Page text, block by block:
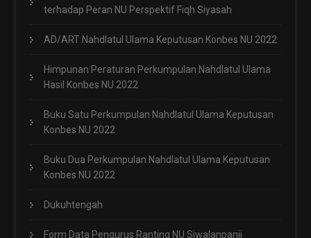
terhadap Peran NU Perspektif Fiqh Siyasah
AD/ART Nahdlatul Ulama Keputusan Konbes NU 2022
Himpunan Peraturan Perkumpulan Nahdlatul Ulama
Hasil Konbes NU 2022
Buku Satu Perkumpulan Nahdlatul Ulama Keputusan
Konbes NU 2022
Buku Dua Perkumpulan Nahdlatul Ulama Keputusan
Konbes NU 2022
Dukuhtengah
Form Data Pengurus Ranting NU Siwalanpanji